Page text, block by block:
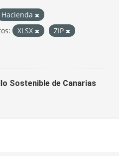
Hacienda
XLSX
ZIP
Sostenible de Canarias